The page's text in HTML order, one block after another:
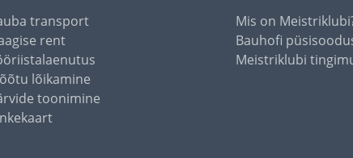
transport
rent
lõikamine
toonimine
Mis on
Bauhofi
Meistriklubi